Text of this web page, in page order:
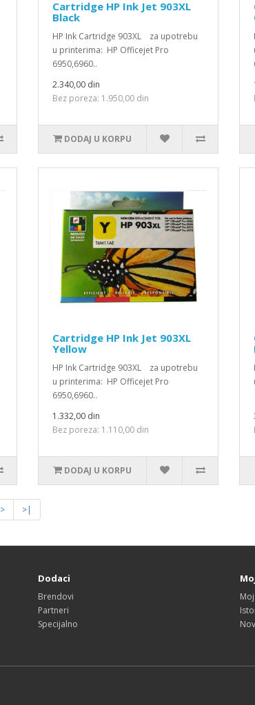
Cartridge HP Ink Jet 903XL
Black
HP Ink Cartridge 903XL za upotrebu
u printerima: HP Officejet Pro
6950,6960..
2.340,00 din
Bez poreza: 1.950,00 din
DODAJ U KORPU
Cartridge HP Ink Jet 903XL
Yellow
HP Ink Cartridge 903XL za upotrebu
u printerima: HP Officejet Pro
6950,6960..
1.332,00 din
Bez poreza: 1.110,00 din
DODAJ U KORPU
> >|
Dodaci
Brendovi
Partneri
Specijalno